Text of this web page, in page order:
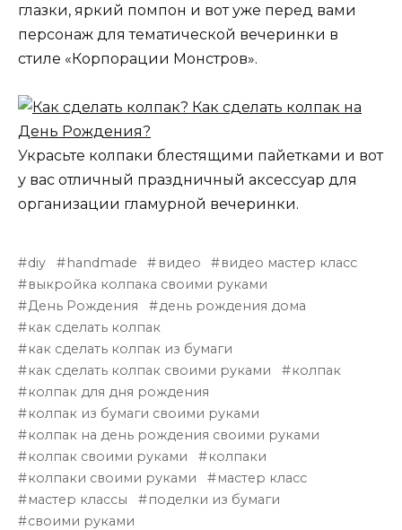
глазки, яркий помпон и вот уже перед вами
персонаж для тематической вечеринки в
стиле «Корпорации Монстров».
Украсьте колпаки блестящими пайетками и вот
у вас отличный праздничный аксессуар для
организации гламурной вечеринки.
diy handmade видео
видео мастер класс
выкройка колпака своими руками
День Рождения
день рождения дома
как сделать колпак
как сделать колпак из бумаги
как сделать колпак своими руками
колпак
колпак для дня рождения
колпак из бумаги своими руками
колпак на день рождения своими руками
колпак своими руками
колпаки
колпаки своими руками
мастер класс
мастер классы
поделки из бумаги
своими руками